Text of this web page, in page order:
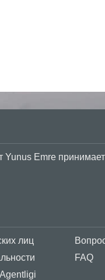
принимает оплату
лиц
FAQ